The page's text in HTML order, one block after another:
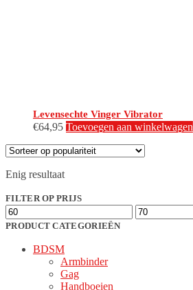
Levensechte Vinger Vibrator
€64,95 Toevoegen aan winkelwagen
Enig resultaat
FILTER OP PRIJS
Min.
prijs
Max.
prijs
PRODUCT CATEGORIEËN
BDSM
Armbinder
Gag
Handboeien